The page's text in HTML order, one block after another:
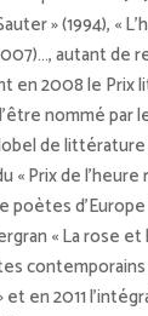
» (1994), «
autant de
en 2008 le Prix
nommé par
de
« Prix de l’heure
poètes
« La rose et
contemporains
en 2011